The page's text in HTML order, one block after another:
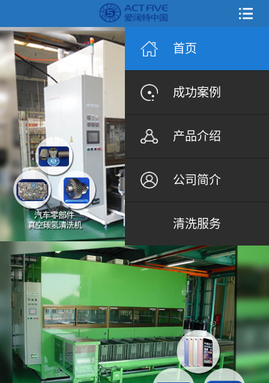
首页
成功案例
产品介绍
公司简介
清洗服务